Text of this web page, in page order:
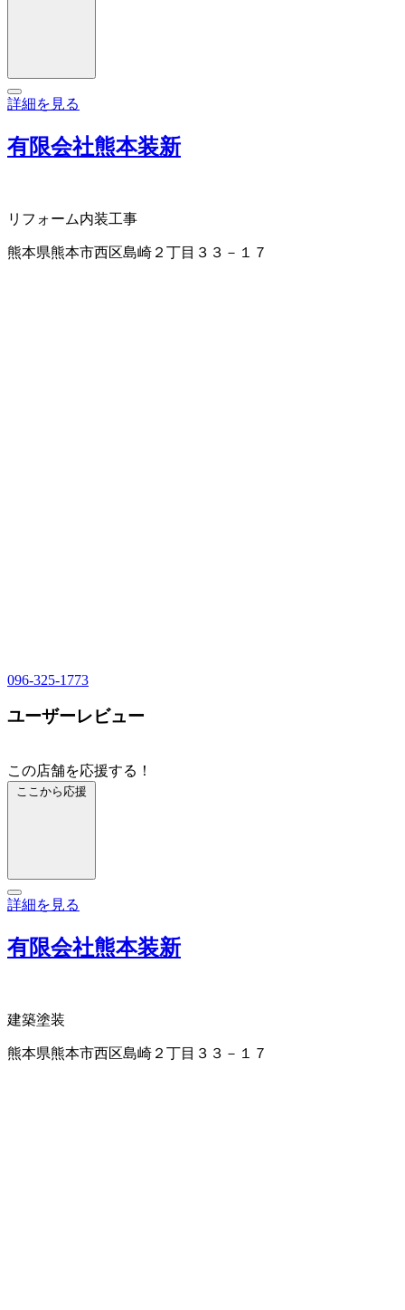
詳細を見る
有限会社熊本装新
リフォーム内装工事
熊本県熊本市西区島崎２丁目３３－１７
096-325-1773
ユーザーレビュー
この店舗を応援する！
ここから応援
詳細を見る
有限会社熊本装新
建築塗装
熊本県熊本市西区島崎２丁目３３－１７